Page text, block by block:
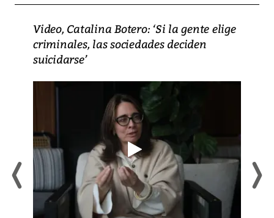
Video, Catalina Botero: ‘Si la gente elige
criminales, las sociedades deciden
suicidarse’